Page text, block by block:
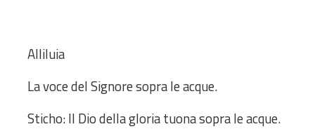
Alliluia
La voce del Signore sopra le acque.
Sticho: Il Dio della gloria tuona sopra le acque.